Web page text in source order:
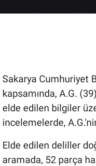
Sakarya Cumhuriyet
kapsamında, A.G.
elde edilen bilgiler
incelemelerde,
Elde edilen deliller
aramada, 52 parça